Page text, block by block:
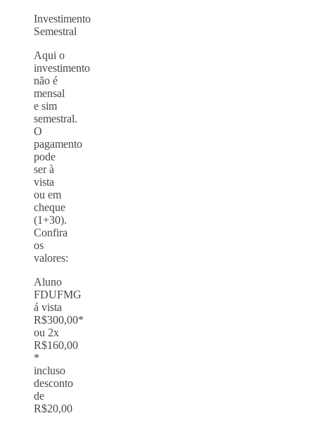
Investimento
Semestral
Aqui o
investimento
não é
mensal
e sim
semestral.
O
pagamento
pode
ser à
vista
ou em
cheque
(1+30).
Confira
os
valores:
Aluno
FDUFMG
á vista
R$300,00*
ou 2x
R$160,00
*
incluso
desconto
de
R$20,00